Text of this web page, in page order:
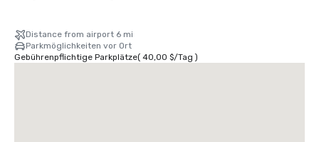
Distance from airport 6 mi
Parkmöglichkeiten vor Ort
Gebührenpflichtige Parkplätze( 40,00 $/Tag )